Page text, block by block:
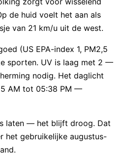
de huid voelt het aan als
van 21 km/u uit de west.
(US EPA-index 1, PM2,5
sporten. UV is laag met 2 —
nodig. Het daglicht
AM tot 05:38 PM —
laten — het blijft droog. Dat
het gebruikelijke augustus-